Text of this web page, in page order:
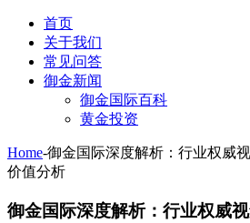
首页
关于我们
常见问答
御金新闻
御金国际百科
黄金投资
Home-御金国际深度解析：行业权威
价值分析
御金国际深度解析：行业权威